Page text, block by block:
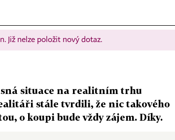
Již nelze položit nový dotaz.
situace na realitním trhu
stále tvrdili, že nic takového
o koupi bude vždy zájem. Díky.